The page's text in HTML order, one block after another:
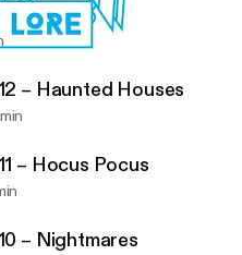
– Star Wars
– Haunted Houses
– Hocus Pocus
– Nightmares